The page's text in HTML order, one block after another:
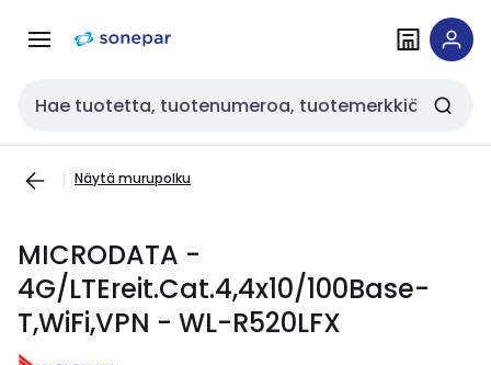
navigointiinsisältöön
Haku
Näytä murupolku
MICRODATA -
4G/LTEreit.Cat.4,4x10/100Base-
T,WiFi,VPN - WL-R520LFX